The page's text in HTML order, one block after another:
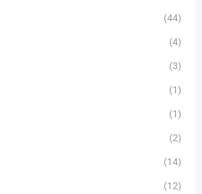
(44)
(4)
(3)
(1)
(1)
(2)
(14)
(12)